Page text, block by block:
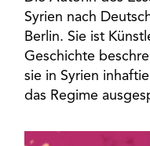
Syrien nach
Berlin. Sie ist
Geschichte
sie in Syrien
das Regime